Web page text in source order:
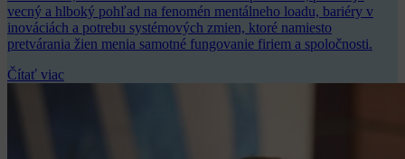
vecný a hlboký pohľad na fenomén mentálneho loadu, bariéry v
inováciách a potrebu systémových zmien, ktoré namiesto
pretvárania žien menia samotné fungovanie firiem a spoločnosti.
Čítať viac